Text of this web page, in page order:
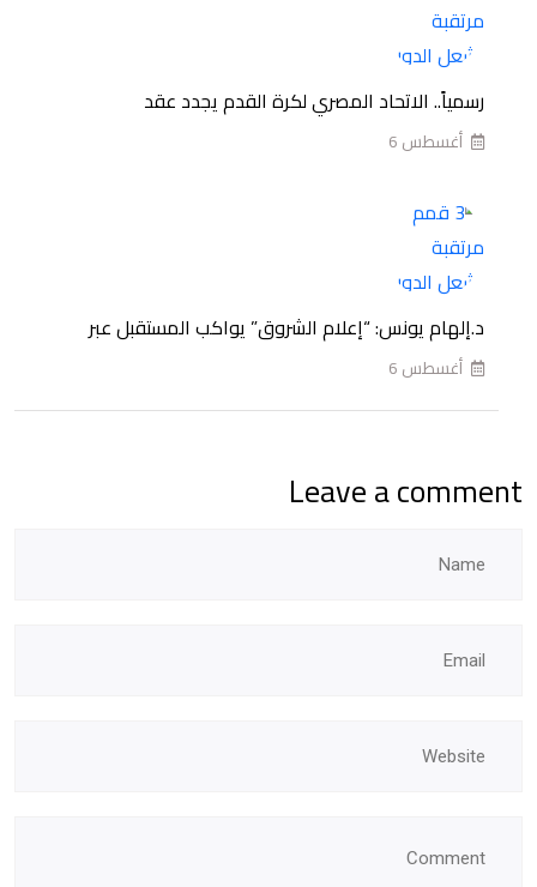
الدوري
الممتاز
رسمياً.. الاتحاد المصري لكرة القدم يجدد عقد
أغسطس 6
د.إلهام يونس: “إعلام الشروق” يواكب المستقبل عبر
أغسطس 6
Leave a comment